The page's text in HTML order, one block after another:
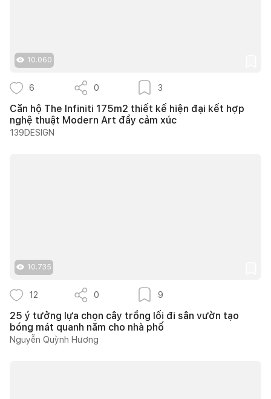
10.060
6 0 3
Căn hộ The Infiniti 175m2 thiết kế hiện đại kết hợp
nghệ thuật Modern Art đầy cảm xúc
139DESIGN
10.735
12 0 9
25 ý tưởng lựa chọn cây trồng lối đi sân vườn tạo
bóng mát quanh năm cho nhà phố
Nguyễn Quỳnh Hương